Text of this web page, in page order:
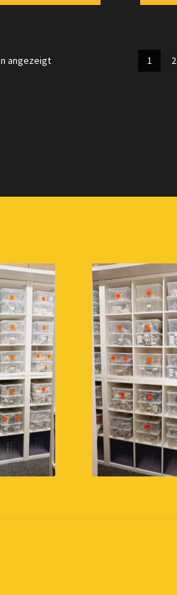
angezeigtNach
1 2